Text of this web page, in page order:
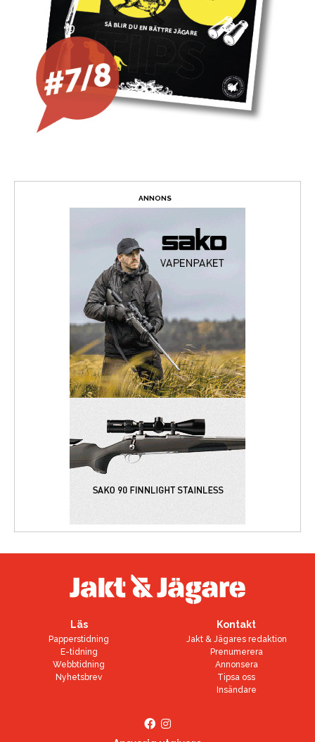
ANNONS
Läs
Papperstidning
E-tidning
Webbtidning
Nyhetsbrev
Kontakt
Jakt & Jägares redaktion
Prenumerera
Annonsera
Tipsa oss
Insändare